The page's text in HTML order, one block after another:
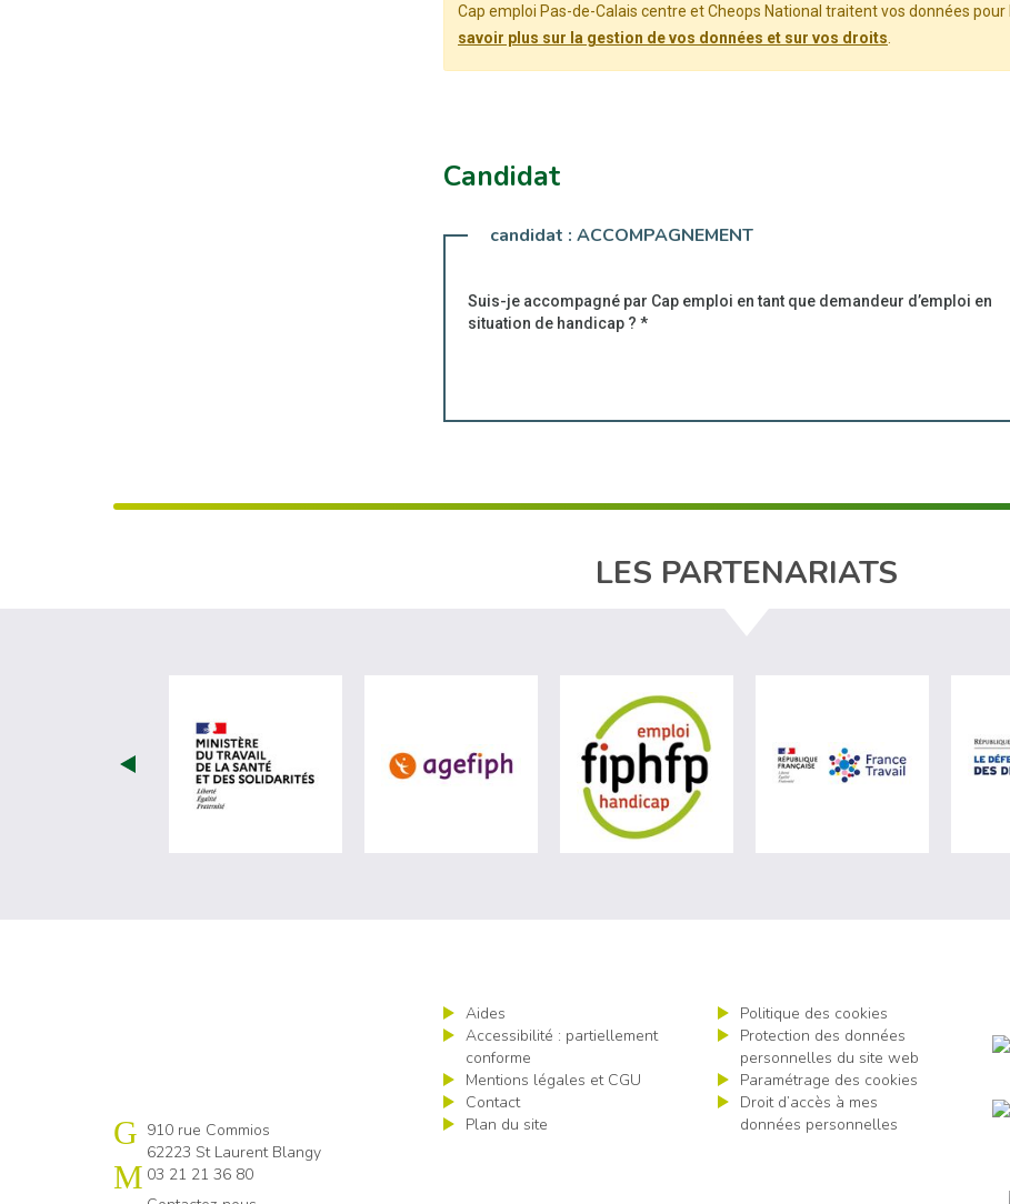
Cap emploi Pas-de-Calais centre et Cheops National traitent vos données
savoir plus sur la gestion de vos données et sur vos droits
Candidat
candidat : ACCOMPAGNEMENT
Suis-je accompagné par Cap emploi en tant que demandeur d’emploi en
situation de handicap ? *
LES PARTENARIATS
visiter les site de Ministère du travail (nouvelle fenêtre)
visiter les site de Agefiph (nouvelle fenêtre)visiter les site de Fiphfp (nouvelle fenêtre)
visiter les
Cap emploi Pas-de-Calais centre
910 rue Commios
62223 St Laurent Blangy
03 21 21 36 80
Aides
Accessibilité : partiellement
conforme
Mentions légales et CGU
Contact
Plan du site
Politique des cookies
Protection des données
personnelles du site web
Paramétrage des cookies
Droit d’accès à mes
données personnelles